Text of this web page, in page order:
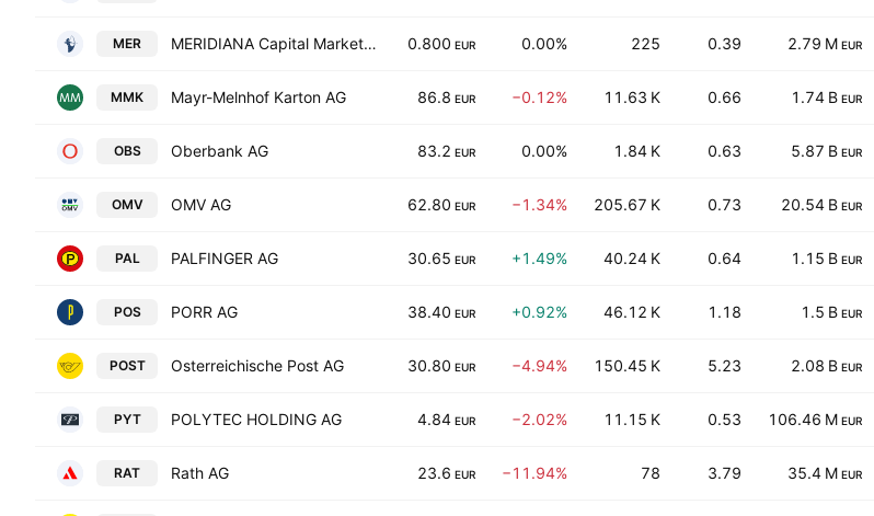
MER MERIDIANA Capital Markets SE 0.800 EUR 0.00% 225 0.39 2.79 M EUR
MMK Mayr-Melnhof Karton AG 86.8 EUR −0.12% 11.63 K 0.66 1.74 B EUR
OBS Oberbank AG 83.2 EUR 0.00% 1.84 K 0.63 5.87 B EUR
OMV OMV AG 62.80 EUR −1.34% 205.67 K 0.73 20.54 B EUR
PAL PALFINGER AG 30.65 EUR +1.49% 40.24 K 0.64 1.15 B EUR
POS PORR AG 38.40 EUR +0.92% 46.12 K 1.18 1.5 B EUR
POST Osterreichische Post AG 30.80 EUR −4.94% 150.45 K 5.23 2.08 B EUR
PYT POLYTEC HOLDING AG 4.84 EUR −2.02% 11.15 K 0.53 106.46 M EUR
RAT Rath AG 23.6 EUR −11.94% 78 3.79 35.4 M EUR